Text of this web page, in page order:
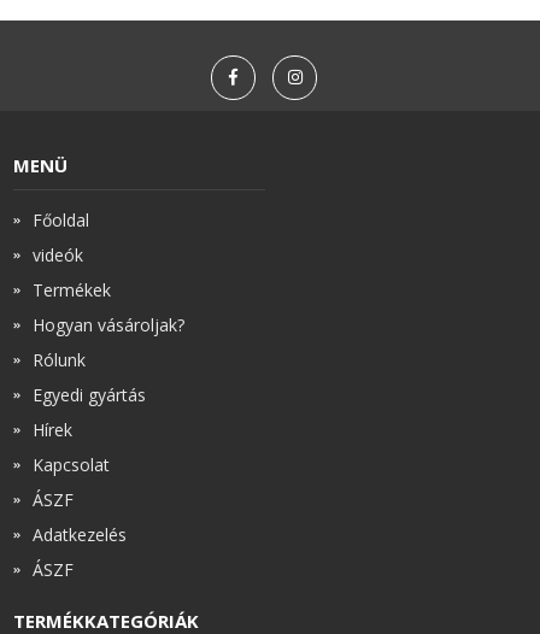
MENÜ
Főoldal
videók
Termékek
Hogyan vásároljak?
Rólunk
Egyedi gyártás
Hírek
Kapcsolat
ÁSZF
Adatkezelés
ÁSZF
TERMÉKKATEGÓRIÁK